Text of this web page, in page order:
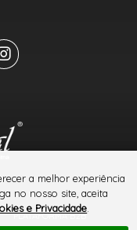
PLATAFORMA B2B
a melhor experiência
no nosso site, aceita
e Privacidade